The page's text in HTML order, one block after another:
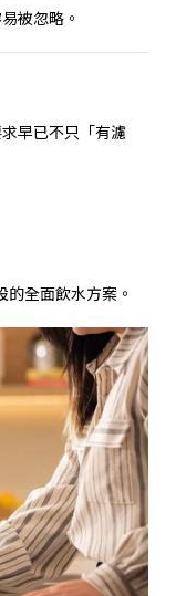
被忽略。
早已不只「有濾
的全面飲水方案。